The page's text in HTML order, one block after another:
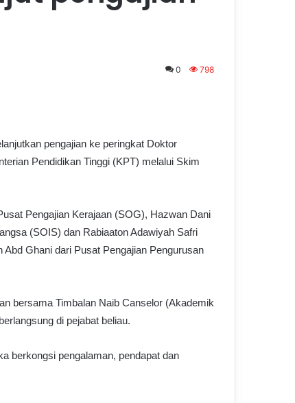
0 798
pengajian ke peringkat Doktor
Pendidikan Tinggi (KPT) melalui Skim
Pengajian Kerajaan (SOG), Hazwan Dani
(SOIS) dan Rabiaaton Adawiyah Safri
Ghani dari Pusat Pengajian Pengurusan
bersama Timbalan Naib Canselor (Akademik
di pejabat beliau.
berkongsi pengalaman, pendapat dan